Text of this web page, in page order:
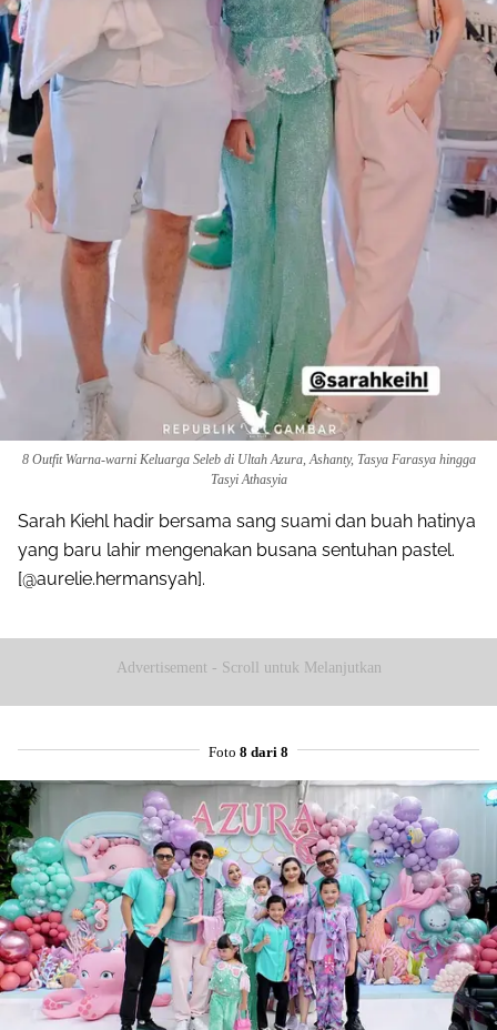
8 Outfit Warna-warni Keluarga Seleb di Ultah Azura, Ashanty, Tasya Farasya hingga
Tasyi Athasyia
Sarah Kiehl hadir bersama sang suami dan buah hatinya
yang baru lahir mengenakan busana sentuhan pastel.
[@aurelie.hermansyah].
Advertisement - Scroll untuk Melanjutkan
Foto 8 dari 8
Pinterest
Mail